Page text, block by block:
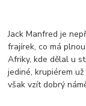
Jack Manfred je
frajírek, co má
Afriky, kde dělal u
jediné, krupiérem
však vzít dobrý